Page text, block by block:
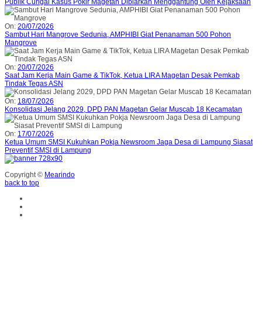
Publik Curigai Kasus Pokir Magetan Dibiarkan Menggantung Oleh Kejaksaan
On: 20/07/2026
Sambut Hari Mangrove Sedunia, AMPHIBI Giat Penanaman 500 Pohon
Mangrove
On: 20/07/2026
Saat Jam Kerja Main Game & TikTok, Ketua LIRA Magetan Desak Pemkab
Tindak Tegas ASN
On: 18/07/2026
Konsolidasi Jelang 2029, DPD PAN Magetan Gelar Muscab 18 Kecamatan
On: 17/07/2026
Ketua Umum SMSI Kukuhkan Pokja Newsroom Jaga Desa di Lampung Siasat
Preventif SMSI di Lampung
Copyright © Mearindo
back to top